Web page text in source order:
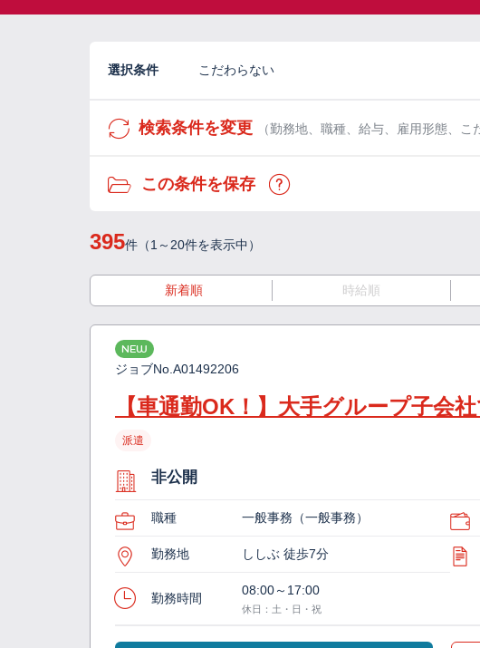
選択条件 こだわらない
検索条件を変更 （勤務地、職種、給与、雇用形態、こ
この条件を保存
395件（1～20件を表示中）
新着順 時給順
NEW
ジョブNo. A01492206
【車通勤OK！】大手グループ子会
派遣
非公開
職種 一般事務（一般事務）
勤務地 ししぶ 徒歩7分
勤務時間
08:00～17:00
休日：土・日・祝